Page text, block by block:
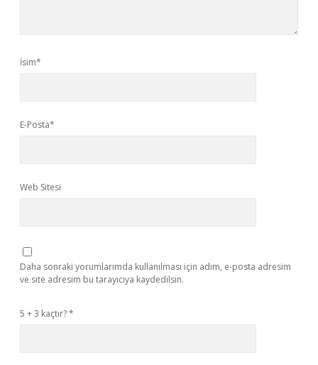
İsim*
E-Posta*
Web Sitesi
Daha sonraki yorumlarımda kullanılması için adım, e-posta adresim
ve site adresim bu tarayıcıya kaydedilsin.
5 + 3 kaçtır?*